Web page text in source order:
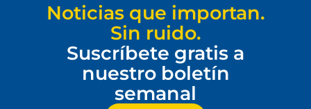
Noticias que importan.
Sin ruido.
Suscríbete gratis a
nuestro boletín
semanal